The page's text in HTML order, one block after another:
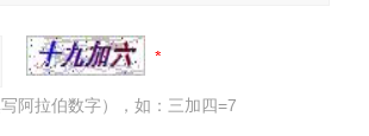
阿拉伯数字），如：三加四=7